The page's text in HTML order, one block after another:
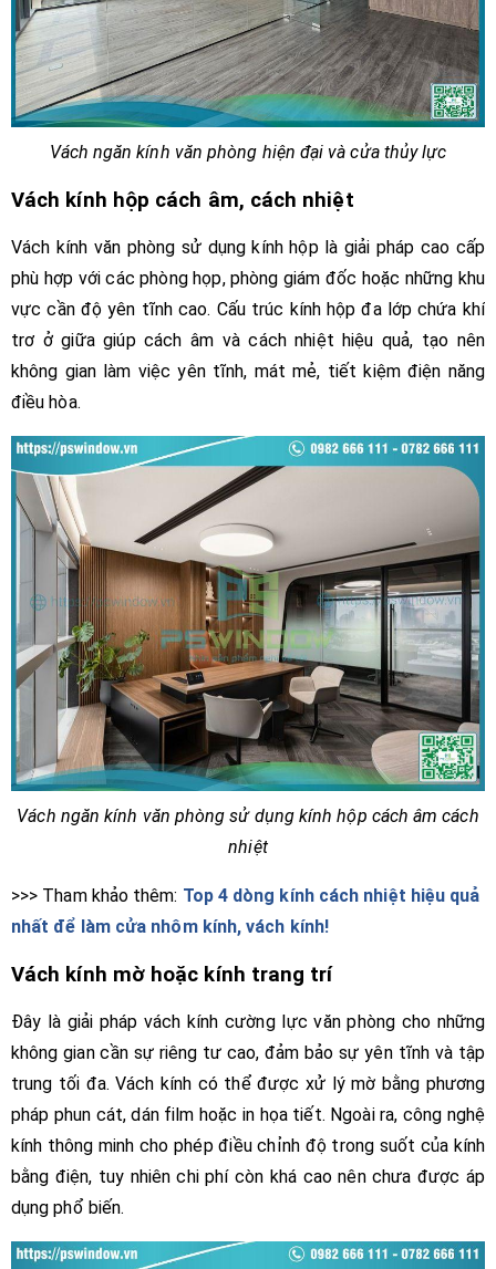
Vách ngăn kính văn phòng hiện đại và cửa thủy lực
Vách kính hộp cách âm, cách nhiệt
Vách kính văn phòng sử dụng kính hộp là giải pháp cao cấp
phù hợp với các phòng họp, phòng giám đốc hoặc những khu
vực cần độ yên tĩnh cao. Cấu trúc kính hộp đa lớp chứa khí
trơ ở giữa giúp cách âm và cách nhiệt hiệu quả, tạo nên
không gian làm việc yên tĩnh, mát mẻ, tiết kiệm điện năng
điều hòa.
Vách ngăn kính văn phòng sử dụng kính hộp cách âm cách
nhiệt
>>> Tham khảo thêm: Top 4 dòng kính cách nhiệt hiệu quả
nhất để làm cửa nhôm kính, vách kính!
Vách kính mờ hoặc kính trang trí
Đây là giải pháp vách kính cường lực văn phòng cho những
không gian cần sự riêng tư cao, đảm bảo sự yên tĩnh và tập
trung tối đa. Vách kính có thể được xử lý mờ bằng phương
pháp phun cát, dán film hoặc in họa tiết. Ngoài ra, công nghệ
kính thông minh cho phép điều chỉnh độ trong suốt của kính
bằng điện, tuy nhiên chi phí còn khá cao nên chưa được áp
dụng phổ biến.